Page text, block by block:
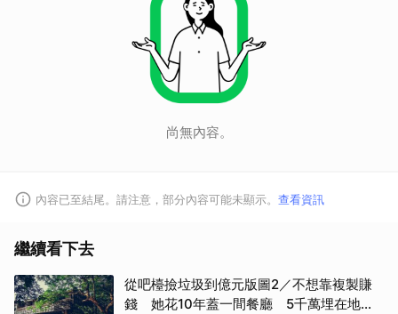
尚無內容。
內容已至結尾。請注意，部分內容可能未顯示。 查看資訊
繼續看下去
從吧檯撿垃圾到億元版圖2／不想靠複製賺
錢 她花10年蓋一間餐廳 5千萬埋在地下